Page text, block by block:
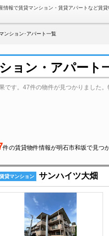
情報で賃貸マンション・賃貸アパートなど賃貸
ンション･アパート一覧
ョン・アパート
です。47件の物件が見つかりました
件の賃貸物件情報が明石市和坂で見つ
賃貸マンション サンハイツ大畑